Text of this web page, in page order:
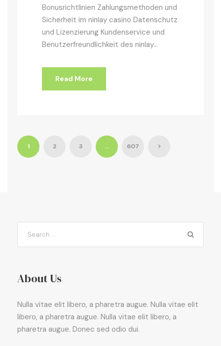
Bonusrichtlinien Zahlungsmethoden und
Sicherheit im ninlay casino Datenschutz
und Lizenzierung Kundenservice und
Benutzerfreundlichkeit des ninlay...
Read More
1 2 3 … 607
About Us
Nulla vitae elit libero, a pharetra augue. Nulla vitae elit
libero, a pharetra augue. Nulla vitae elit libero, a
pharetra augue. Donec sed odio dui.